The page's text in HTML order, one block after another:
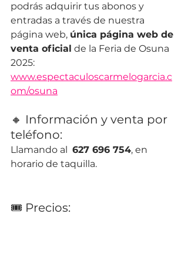
podrás adquirir tus abonos y
entradas a través de nuestra
página web, única página web de
venta oficial de la Feria de Osuna
2025:
www.espectaculoscarmelogarcia.c
om/osuna
🔸 Información y venta por
teléfono:
Llamando al 627 696 754, en
horario de taquilla.
🎟 Precios: